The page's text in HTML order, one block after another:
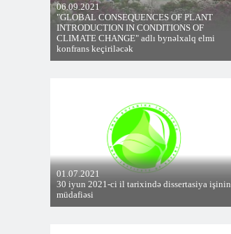
06.09.2021
"GLOBAL CONSEQUENCES OF PLANT
INTRODUCTION IN CONDITIONS OF
CLIMATE CHANGE" adlı bynəlxalq elmi
konfrans keçiriləcək
01.07.2021
30 iyun 2021-ci il tarixində dissertasiya işinin
müdafiəsi